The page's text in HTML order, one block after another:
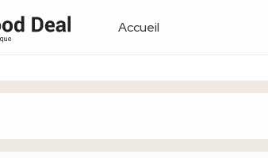
Accueil